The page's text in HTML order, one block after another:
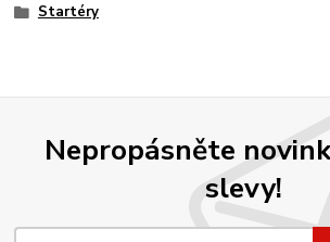
Startéry
Nepropásněte
slevy!